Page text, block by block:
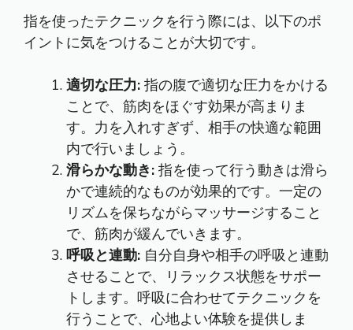
指を使ったテクニックを行う際には、以下のポ
イントに気をつけることが大切です。
適切な圧力: 指の腹で適切な圧力をかける
ことで、筋肉をほぐす効果が高まりま
す。力を入れすぎず、相手の快適な範囲
内で行いましょう。
滑らかな動き: 指を使って行う動きは滑ら
かで連続的なものが効果的です。一定の
リズムを保ちながらマッサージすること
で、筋肉が緩んでいきます。
呼吸と連動: 自分自身や相手の呼吸と連動
させることで、リラックス状態をサポー
トします。呼吸に合わせてテクニックを
行うことで、心地よい体験を提供しま